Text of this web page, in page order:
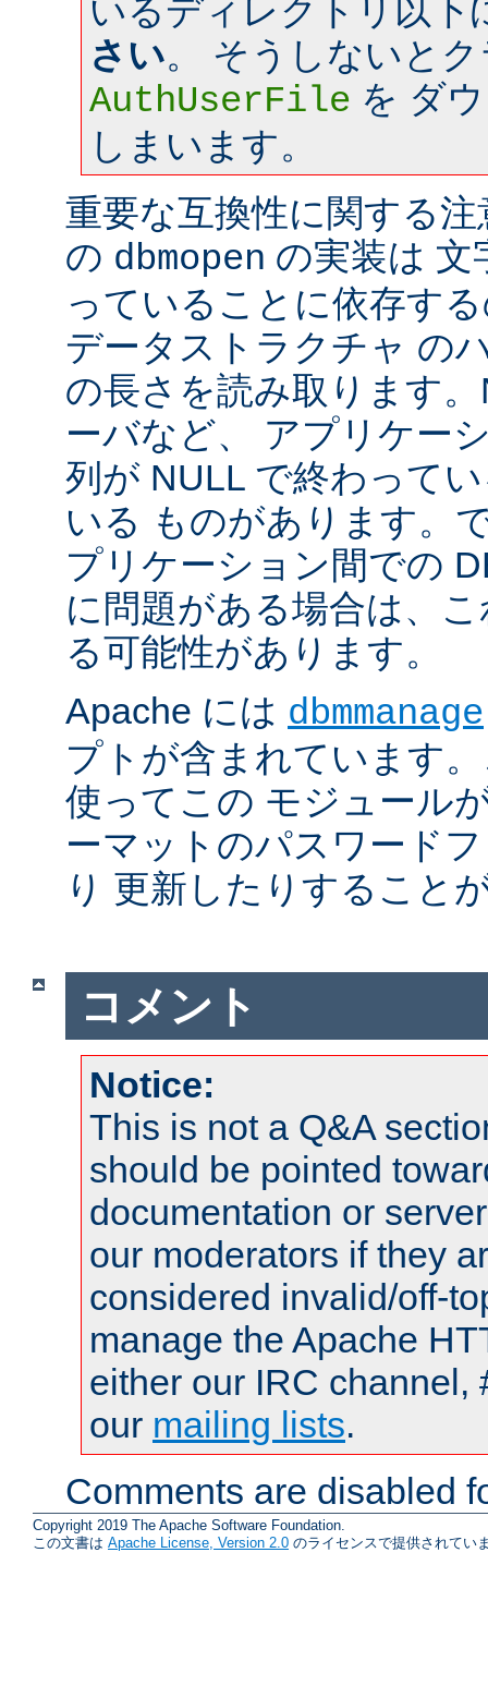
いるディレクトリ以下
さい。 そうしないと
AuthUserFile を ダ
しまいます。
重要な互換性に関する
の dbmopen の実装は 文
っていることに依存す
データストラクチャ の
の長さを読み取ります
ーバなど、 アプリケー
列が NULL で終わって
いる ものがあります。
プリケーション間での
に問題がある場合は、
る可能性があります。
Apache には dbmmanage
プトが含まれています
使ってこの モジュール
ーマットのパスワード
り 更新したりすること
コメント
Notice:
This is not a Q&A
should be pointed
documentation or
our moderators if they
considered invalid/off-
manage the Apache
either our IRC channel,
our mailing lists.
Comments are disabled
Copyright 2019 The Apache Software Foundation.
この文書は Apache License, Version 2.0 のライセンスで提供されてい